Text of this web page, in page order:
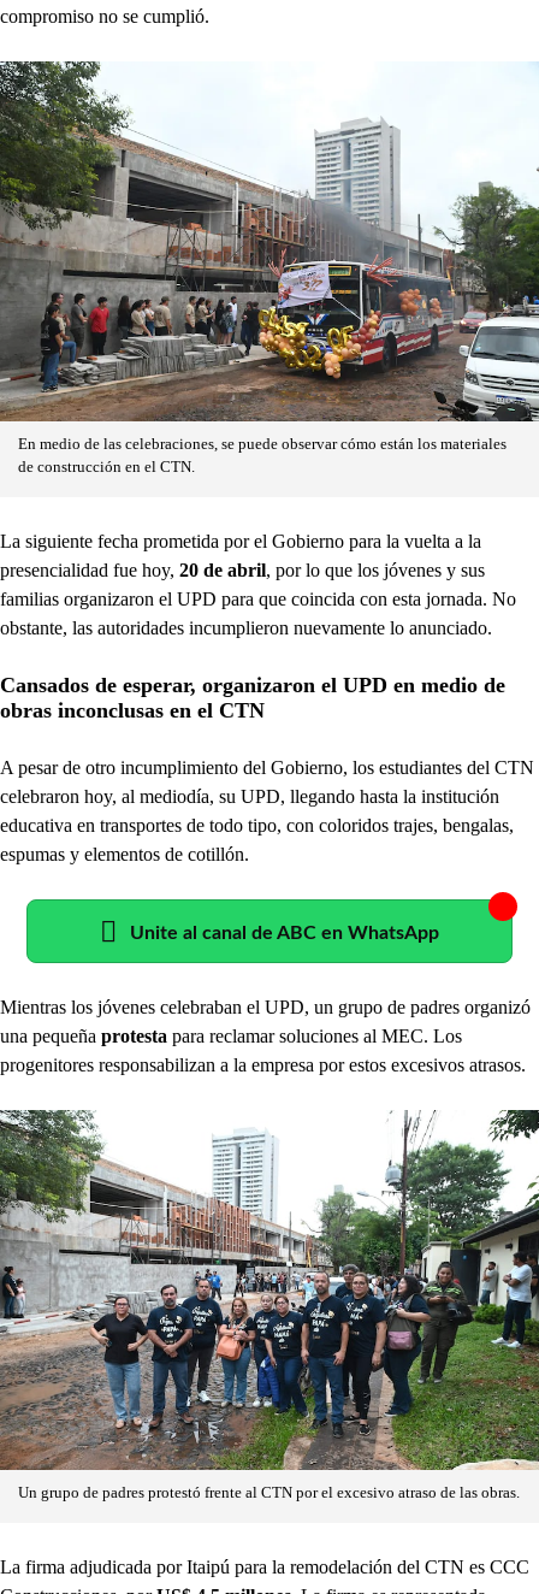
compromiso no se cumplió.
En medio de las celebraciones, se puede observar cómo están los materiales
de construcción en el CTN.
La siguiente fecha prometida por el Gobierno para la vuelta a la
presencialidad fue hoy, 20 de abril, por lo que los jóvenes y sus
familias organizaron el UPD para que coincida con esta jornada. No
obstante, las autoridades incumplieron nuevamente lo anunciado.
Cansados de esperar, organizaron el UPD en medio de
obras inconclusas en el CTN
A pesar de otro incumplimiento del Gobierno, los estudiantes del CTN
celebraron hoy, al mediodía, su UPD, llegando hasta la institución
educativa en transportes de todo tipo, con coloridos trajes, bengalas,
espumas y elementos de cotillón.
Unite al canal de ABC en WhatsApp
Mientras los jóvenes celebraban el UPD, un grupo de padres organizó
una pequeña protesta para reclamar soluciones al MEC. Los
progenitores responsabilizan a la empresa por estos excesivos atrasos.
Un grupo de padres protestó frente al CTN por el excesivo atraso de las obras.
La firma adjudicada por Itaipú para la remodelación del CTN es CCC